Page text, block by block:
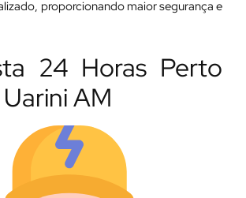
proporcionando maior segurança e
24 Horas Perto
AM